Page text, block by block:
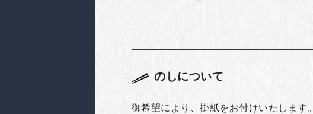
のしについて
御希望により、掛紙をお付けいたします。